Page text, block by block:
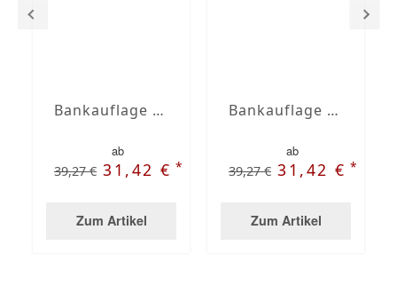
Bankauflage nach Maß mit Stegsaum
ab
39,27 € 31,42 €*
Zum Artikel
Bankauflage nach Maß mit Stegsaum Anthrazit uni
ab
39,27 € 31,42 €*
Zum Artikel